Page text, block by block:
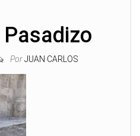
PorJUAN CARLOS